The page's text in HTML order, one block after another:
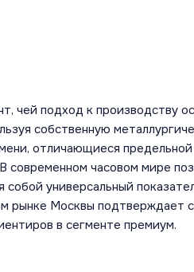
чей подход к производству
собственную
отличающиеся
современном часовом мире
универсальный
рынке Москвы подтверждает
в сегменте премиум.